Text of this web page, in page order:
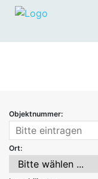
Objektnummer:
Ort: